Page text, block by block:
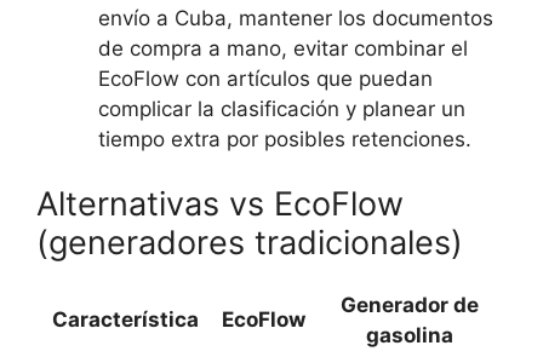
envío a Cuba, mantener los documentos
de compra a mano, evitar combinar el
EcoFlow con artículos que puedan
complicar la clasificación y planear un
tiempo extra por posibles retenciones.
Alternativas vs EcoFlow
(generadores tradicionales)
Característica EcoFlow
Generador de
gasolina